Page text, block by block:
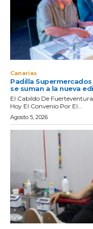
Canarias
Padilla
se suman a la nueva
El Cabildo De
Hoy El Convenio Por El...
Agosto 5, 2026